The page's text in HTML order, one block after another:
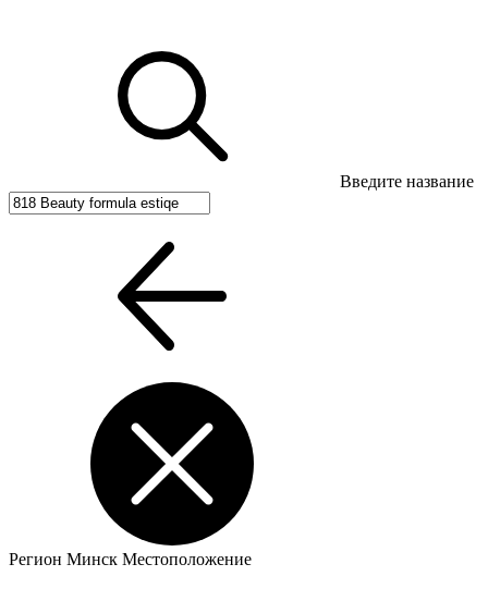
Введите название
Регион Минск Местоположение